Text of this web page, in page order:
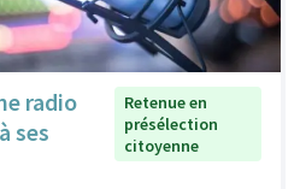
radio
ses
Retenue en
présélection
citoyenne